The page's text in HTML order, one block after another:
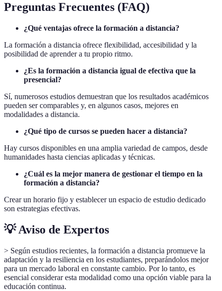
Preguntas Frecuentes (FAQ)
¿Qué ventajas ofrece la formación a distancia?
La formación a distancia ofrece flexibilidad, accesibilidad y la
posibilidad de aprender a tu propio ritmo.
¿Es la formación a distancia igual de efectiva que la
presencial?
Sí, numerosos estudios demuestran que los resultados académicos
pueden ser comparables y, en algunos casos, mejores en
modalidades a distancia.
¿Qué tipo de cursos se pueden hacer a distancia?
Hay cursos disponibles en una amplia variedad de campos, desde
humanidades hasta ciencias aplicadas y técnicas.
¿Cuál es la mejor manera de gestionar el tiempo en la
formación a distancia?
Crear un horario fijo y establecer un espacio de estudio dedicado
son estrategias efectivas.
💡 Aviso de Expertos
> Según estudios recientes, la formación a distancia promueve la
adaptación y la resiliencia en los estudiantes, preparándolos mejor
para un mercado laboral en constante cambio. Por lo tanto, es
esencial considerar esta modalidad como una opción viable para la
educación continua.